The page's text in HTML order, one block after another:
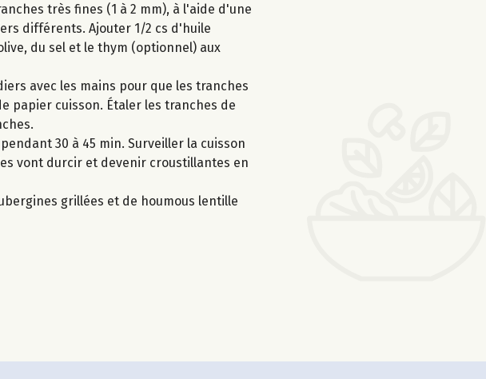
très fines (1 à 2 mm), à l'aide d'une
différents. Ajouter 1/2 cs d'huile
du sel et le thym (optionnel) aux
avec les mains pour que les tranches
papier cuisson. Étaler les tranches de
30 à 45 min. Surveiller la cuisson
vont durcir et devenir croustillantes en
grillées et de houmous lentille